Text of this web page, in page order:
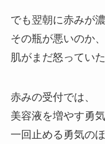
でも翌朝に赤みが
その瓶が悪いのか、
肌がまだ怒ってい
赤みの受付では、
美容液を増やす勇気
一回止める勇気の